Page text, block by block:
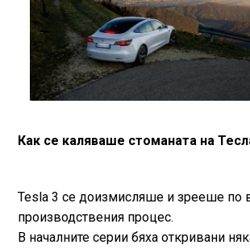
Как се каляваше стоманата на
Tesla 3 се доизмисляше и зрееше по
производствения процес.
В началните серии бяха откривани